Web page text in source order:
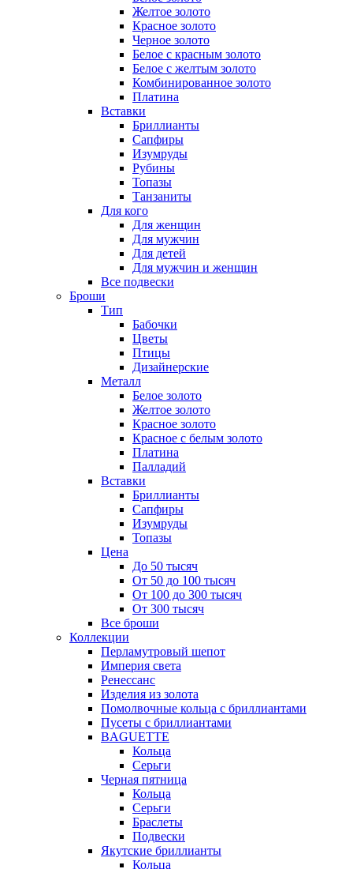
Желтое золото
Красное золото
Черное золото
Белое с красным золото
Белое с желтым золото
Комбинированное золото
Платина
Вставки
Бриллианты
Сапфиры
Изумруды
Рубины
Топазы
Танзаниты
Для кого
Для женщин
Для мужчин
Для детей
Для мужчин и женщин
Все подвески
Броши
Тип
Бабочки
Цветы
Птицы
Дизайнерские
Металл
Белое золото
Желтое золото
Красное золото
Красное с белым золото
Платина
Палладий
Вставки
Бриллианты
Сапфиры
Изумруды
Топазы
Цена
До 50 тысяч
От 50 до 100 тысяч
От 100 до 300 тысяч
От 300 тысяч
Все броши
Коллекции
Перламутровый шепот
Империя света
Ренессанс
Изделия из золота
Помолвочные кольца с бриллиантами
Пусеты с бриллиантами
BAGUETTE
Кольца
Серьги
Черная пятница
Кольца
Серьги
Браслеты
Подвески
Якутские бриллианты
Кольца